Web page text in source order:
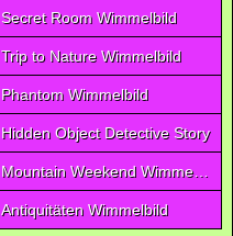
Secret Room Wimmelbild
Trip to Nature Wimmelbild
Phantom Wimmelbild
Hidden Object Detective Story
Mountain Weekend Wimmelbild
Antiquitäten Wimmelbild